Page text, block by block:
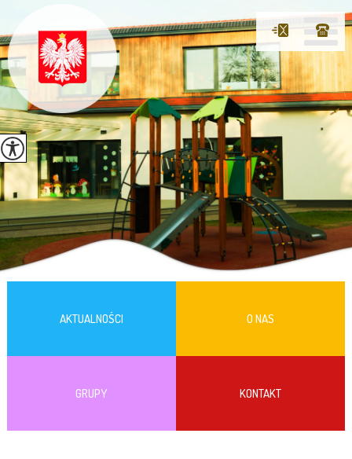
AKTUALNOŚCI O NAS
GRUPY KONTAKT